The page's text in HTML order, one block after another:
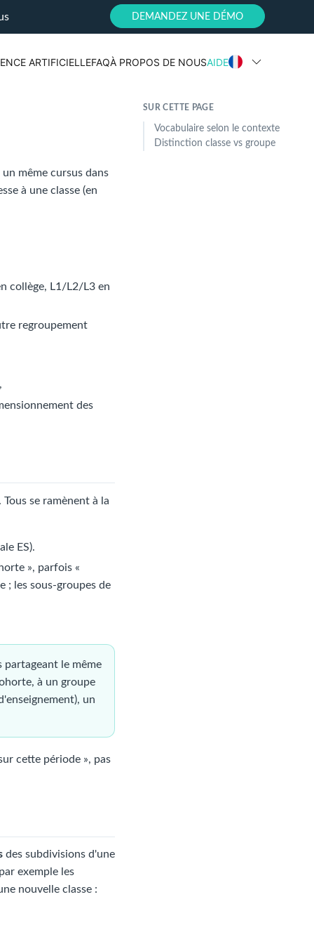
DEMANDEZ UNE DÉMO
ARTIFICIELLEFAQÀ PROPOS DE NOUSAIDE
même cursus dans
à une classe (en
collège, L1/L2/L3 en
regroupement
des
se ramènent à la
ES).
», parfois «
; les sous-groupes de
partageant le même
à un groupe
un
cette période », pas
des subdivisions d'une
exemple les
nouvelle classe :
SUR CETTE PAGE
Vocabulaire selon le contexte
Distinction classe vs groupe